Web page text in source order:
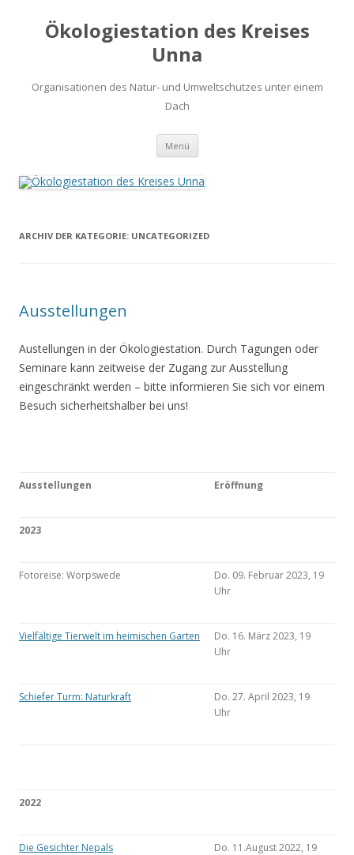
Ökologiestation des Kreises
Unna
Organisationen des Natur- und Umweltschutzes unter einem
Dach
Menü Zum
springen
ARCHIV DER KATEGORIE: UNCATEGORIZED
Ausstellungen
Austellungen in der Ökologiestation. Durch Tagungen oder
Seminare kann zeitweise der Zugang zur Ausstellung
eingeschränkt werden – bitte informieren Sie sich vor einem
Besuch sicherheitshalber bei uns!
Ausstellungen Eröffnung
2023
Fotoreise: Worpswede
Do. 09. Februar 2023, 19
Uhr
Vielfältige Tierwelt im heimischen Garten
Do. 16. März 2023, 19
Uhr
Schiefer Turm: Naturkraft
Do. 27. April 2023, 19
Uhr
2022
Die Gesichter Nepals
Do. 11.August 2022, 19